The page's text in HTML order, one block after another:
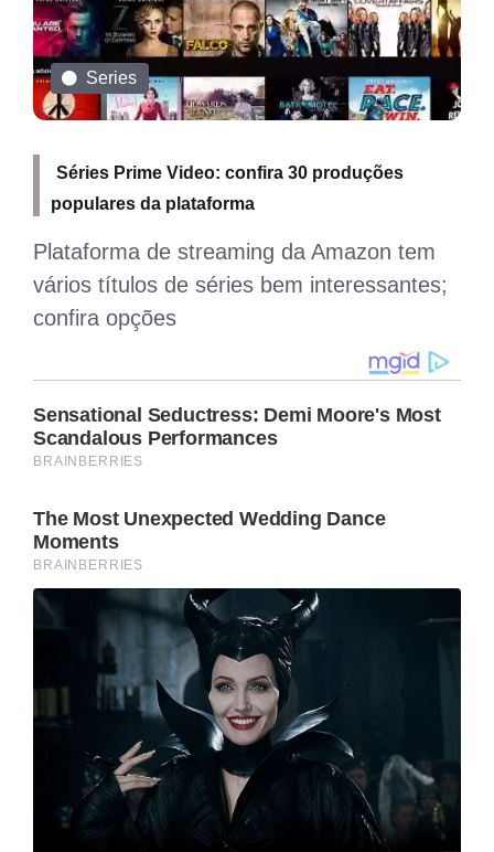
Series
Séries Prime Video: confira 30 produções
populares da plataforma
Plataforma de streaming da Amazon tem
vários títulos de séries bem interessantes;
confira opções